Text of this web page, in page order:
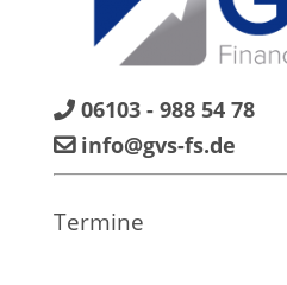
06103 - 988 54 78
info@gvs-fs.de
Termine